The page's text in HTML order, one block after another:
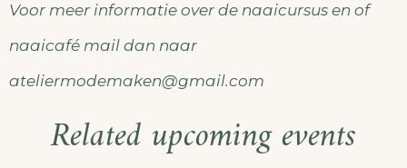
Voor meer informatie over de naaicursus en of
naaicafé mail dan naar
ateliermodemaken@gmail.com
Related upcoming events